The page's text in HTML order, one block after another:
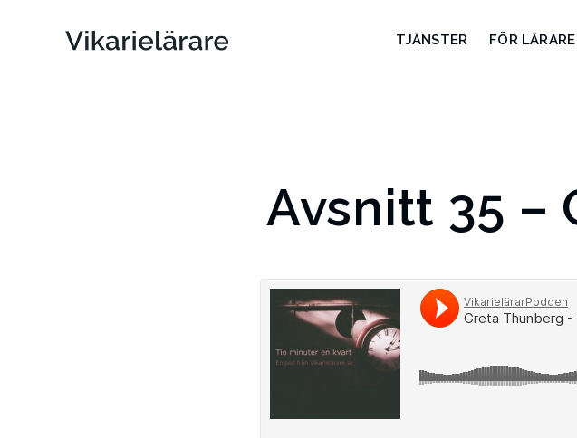
TJÄNSTER FÖR LÄRARE
Avsnitt 35 –